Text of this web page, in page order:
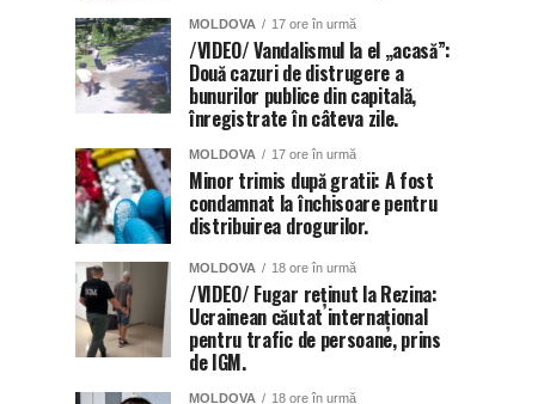
MOLDOVA 17 ore în urmă
/VIDEO/ Vandalismul la el „acasă”:
Două cazuri de distrugere a
bunurilor publice din capitală,
înregistrate în câteva zile.
MOLDOVA 17 ore în urmă
Minor trimis după gratii: A fost
condamnat la închisoare pentru
distribuirea drogurilor.
MOLDOVA 18 ore în urmă
/VIDEO/ Fugar reținut la Rezina:
Ucrainean căutat internațional
pentru trafic de persoane, prins
de IGM.
MOLDOVA 18 ore în urmă